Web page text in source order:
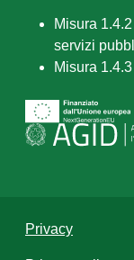
Misura
servizi
Misura
Privacy